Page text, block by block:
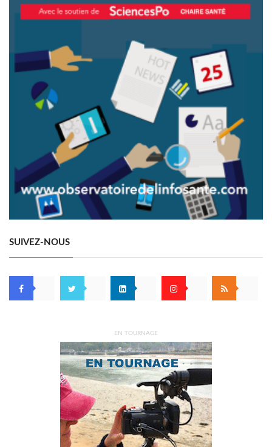
SUIVEZ-NOUS
EN TOURNAGE